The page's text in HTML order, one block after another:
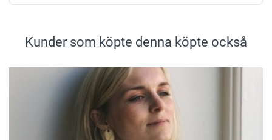
Kunder som köpte denna köpte också